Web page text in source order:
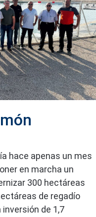
hace apenas un mes
en marcha un
300 hectáreas
de regadío
de 1,7